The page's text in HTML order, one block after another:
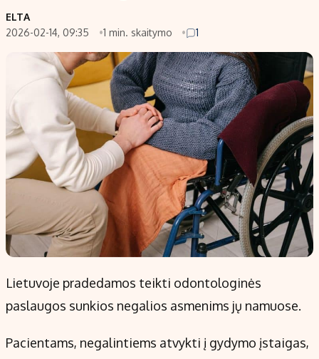
ELTA
2026-02-14, 09:35
1 min. skaitymo 1
Lietuvoje pradedamos teikti odontologinės
paslaugos sunkios negalios asmenims jų namuose.
Pacientams, negalintiems atvykti į gydymo įstaigas,